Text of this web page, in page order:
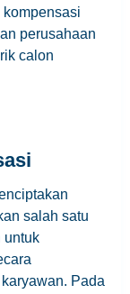
perusahaan
calon
salah satu
untuk
Pada